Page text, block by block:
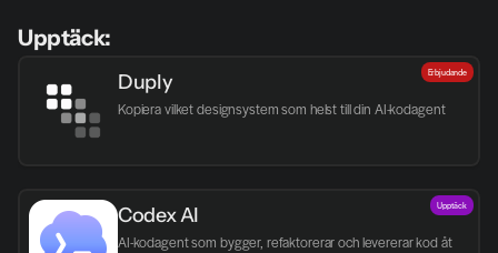
Upptäck:
Duply
Kopiera vilket designsystem som helst till din AI-kodagent
Erbjudande
Codex AI
AI-kodagent som bygger, refaktorerar och levererar kod åt
Upptäck